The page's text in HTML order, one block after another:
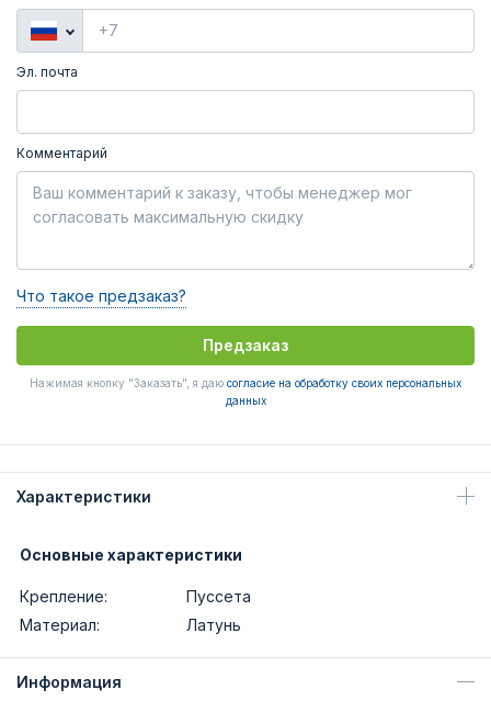
Эл. почта
Комментарий
Что такое предзаказ?
Предзаказ
Нажимая кнопку "Заказать", я даю согласие на обработку своих персональных
данных
Характеристики
Основные характеристики
Крепление:
Пуссета
Материал:
Латунь
Информация